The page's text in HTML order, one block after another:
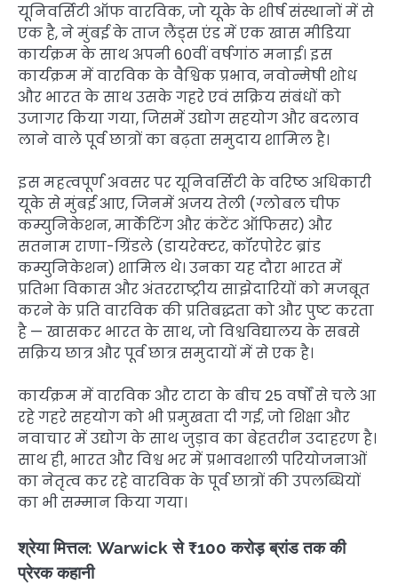
यूनिवर्सिटी ऑफ वारविक, जो यूके के शीर्ष संस्थानों में से
एक है, ने मुंबई के ताज लैंड्स एंड में एक खास मीडिया
कार्यक्रम के साथ अपनी 60वीं वर्षगांठ मनाई। इस
कार्यक्रम में वारविक के वैश्विक प्रभाव, नवोन्मेषी शोध
और भारत के साथ उसके गहरे एवं सक्रिय संबंधों को
उजागर किया गया, जिसमें उद्योग सहयोग और बदलाव
लाने वाले पूर्व छात्रों का बढ़ता समुदाय शामिल है।
इस महत्वपूर्ण अवसर पर यूनिवर्सिटी के वरिष्ठ अधिकारी
यूके से मुंबई आए, जिनमें अजय तेली (ग्लोबल चीफ
कम्युनिकेशन, मार्केटिंग और कंटेंट ऑफिसर) और
सतनाम राणा-ग्रिंडले (डायरेक्टर, कॉरपोरेट ब्रांड
कम्युनिकेशन) शामिल थे। उनका यह दौरा भारत में
प्रतिभा विकास और अंतरराष्ट्रीय साझेदारियों को मजबूत
करने के प्रति वारविक की प्रतिबद्धता को और पुष्ट करता
है — खासकर भारत के साथ, जो विश्वविद्यालय के सबसे
सक्रिय छात्र और पूर्व छात्र समुदायों में से एक है।
कार्यक्रम में वारविक और टाटा के बीच 25 वर्षों से चले आ
रहे गहरे सहयोग को भी प्रमुखता दी गई, जो शिक्षा और
नवाचार में उद्योग के साथ जुड़ाव का बेहतरीन उदाहरण है।
साथ ही, भारत और विश्व भर में प्रभावशाली परियोजनाओं
का नेतृत्व कर रहे वारविक के पूर्व छात्रों की उपलब्धियों
का भी सम्मान किया गया।
श्रेया मित्तल: Warwick से ₹100 करोड़ ब्रांड तक की
प्रेरक कहानी